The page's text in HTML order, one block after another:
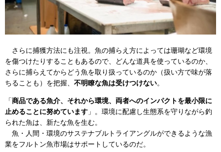
さらに捕獲方法にも注視。魚の捕らえ方によっては珊瑚など環境
を傷つけたりすることもあるので、どんな道具を使っているのか、
さらに捕らえてからどう魚を取り扱っているのか（扱い方で味が落
ちることも）を把握、 不明瞭な魚は受けつけない。
「商品である魚介、それから環境、両者へのインパクトを最小限に
止めることに努めています 」。環境に配慮し生態系を守りながら釣
られた魚は、新たな魚を生む。
魚・人間・環境のサステナブルトライアングルができるような漁
業をフルトン魚市場はサポートしているのだ。